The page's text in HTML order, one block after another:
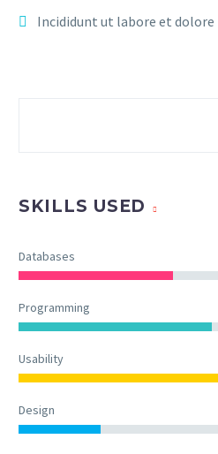
Incididunt ut labore et dolore
SKILLS USED
Databases
Programming
Usability
Design